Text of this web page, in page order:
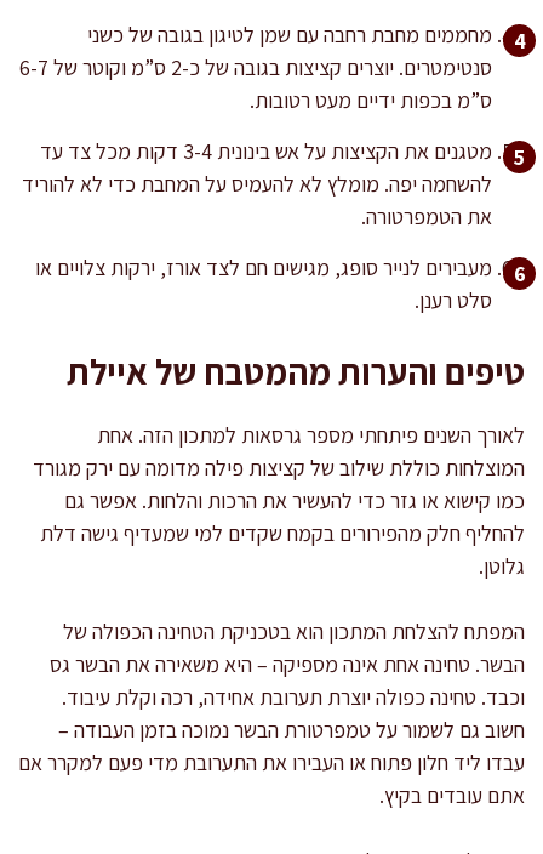
מחממים מחבת רחבה עם שמן לטיגון בגובה של כשני
סנטימטרים. יוצרים קציצות בגובה של כ-2 ס”מ וקוטר של 6-7
ס”מ בכפות ידיים מעט רטובות.
מטגנים את הקציצות על אש בינונית 3-4 דקות מכל צד עד
להשחמה יפה. מומלץ לא להעמיס על המחבת כדי לא להוריד
את הטמפרטורה.
מעבירים לנייר סופג, מגישים חם לצד אורז, ירקות צלויים או
סלט רענן.
טיפים והערות מהמטבח של איילת
לאורך השנים פיתחתי מספר גרסאות למתכון הזה. אחת
המוצלחות כוללת שילוב של קציצות פילה מדומה עם ירק מגורד
כמו קישוא או גזר כדי להעשיר את הרכות והלחות. אפשר גם
להחליף חלק מהפירורים בקמח שקדים למי שמעדיף גישה דלת
גלוטן.
המפתח להצלחת המתכון הוא בטכניקת הטחינה הכפולה של
הבשר. טחינה אחת אינה מספיקה – היא משאירה את הבשר גס
וכבד. טחינה כפולה יוצרת תערובת אחידה, רכה וקלת עיבוד.
חשוב גם לשמור על טמפרטורת הבשר נמוכה בזמן העבודה –
עבדו ליד חלון פתוח או העבירו את התערובת מדי פעם למקרר אם
אתם עובדים בקיץ.